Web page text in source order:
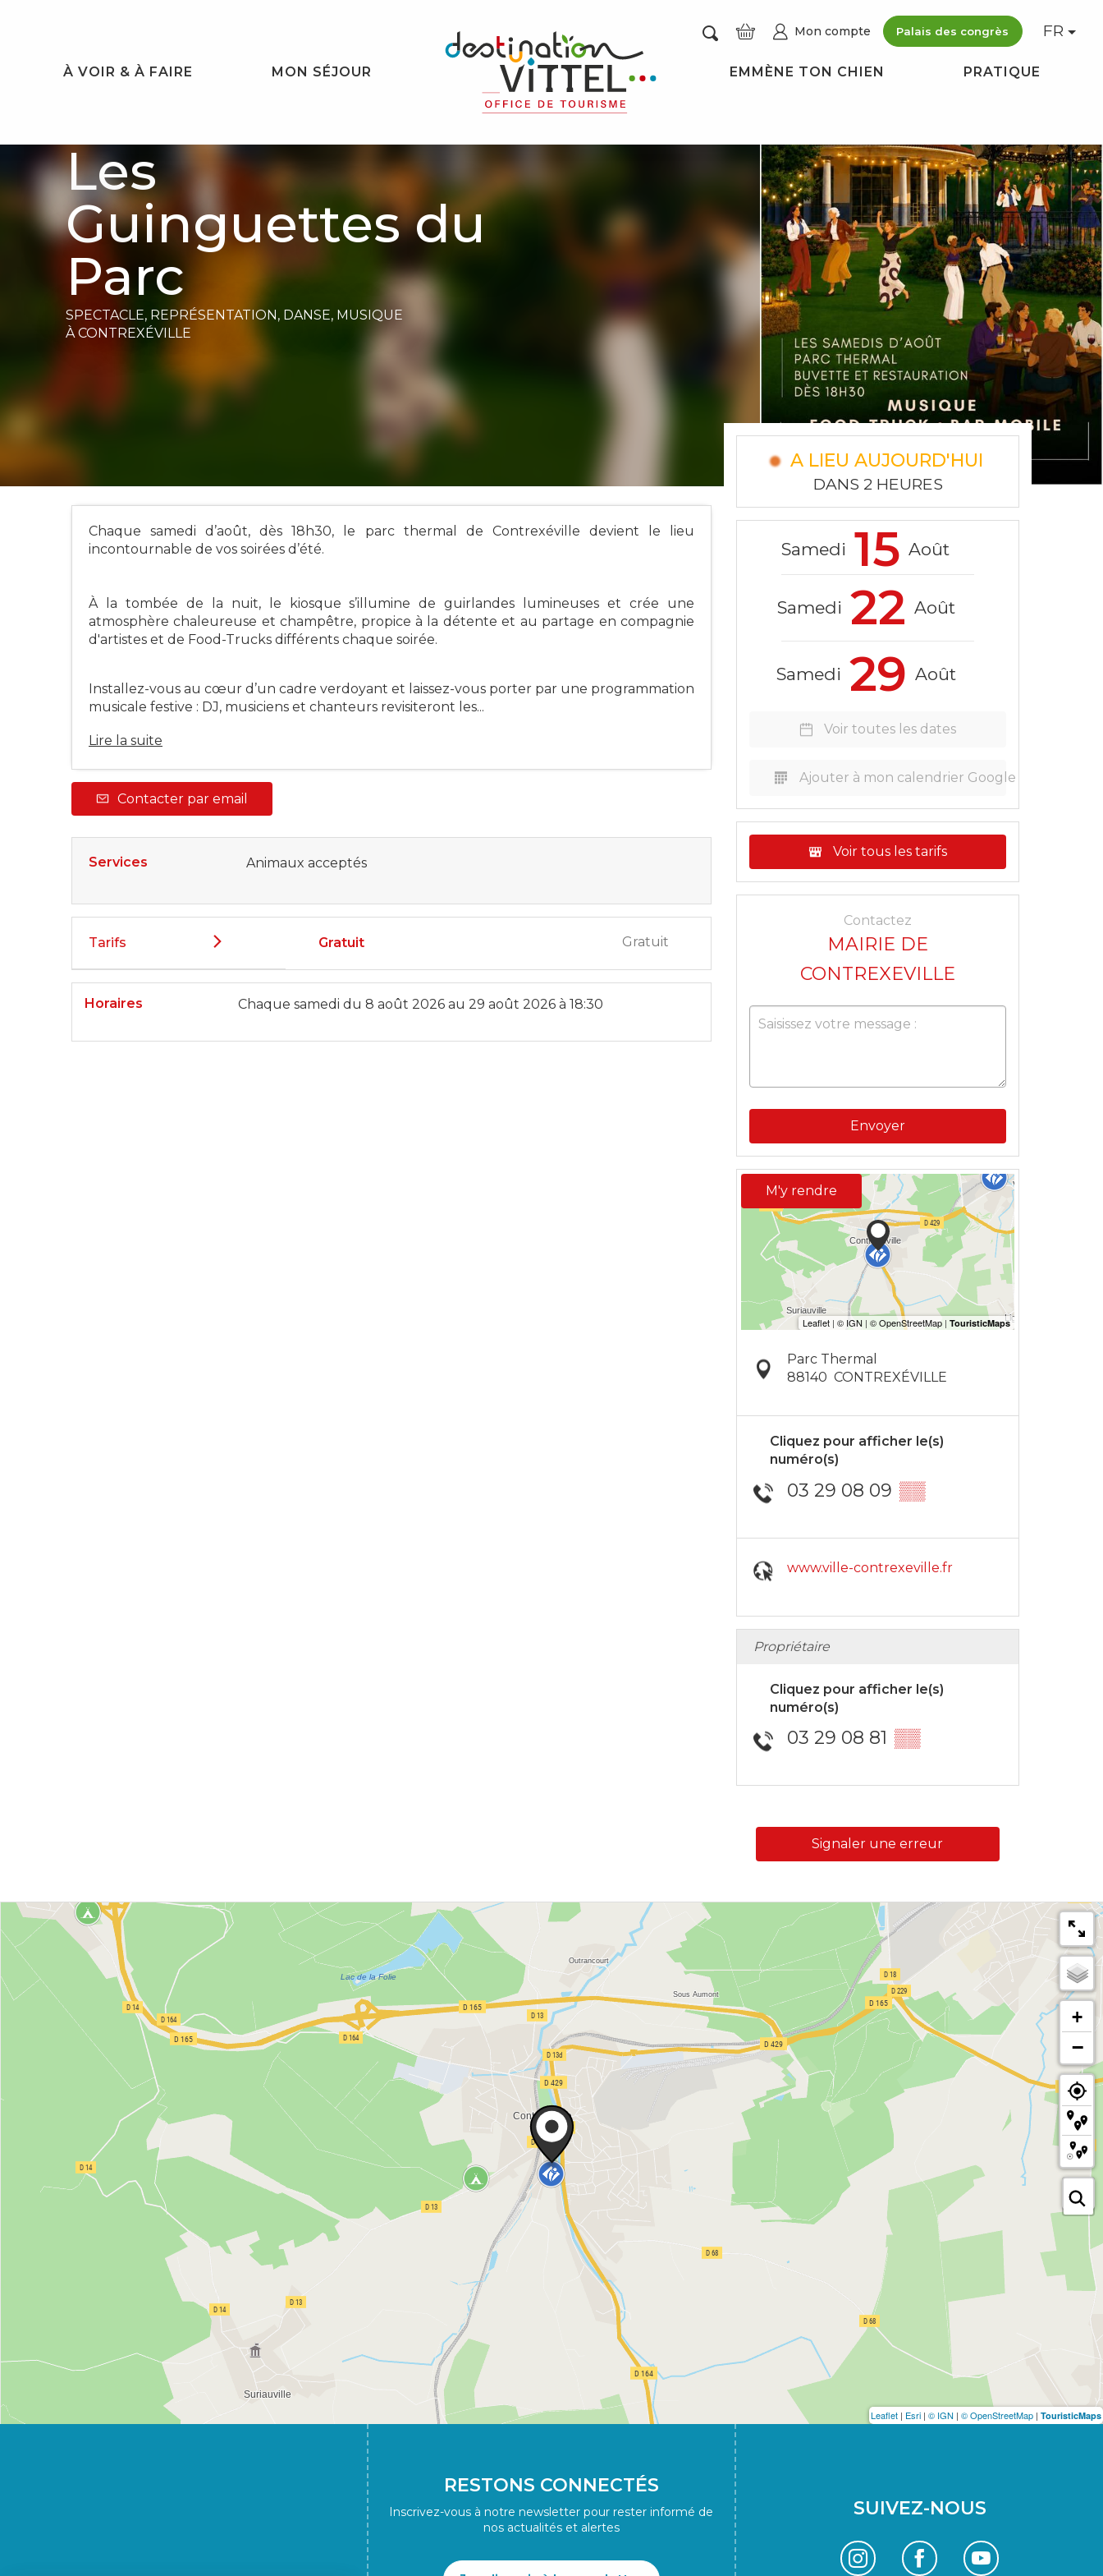
Mon compte Palais des congrès
Recherche
FR
À VOIR & À FAIRE MON SÉJOUR EMMÈNE TON CHIEN PRATIQUE
Les
Guinguettes du
Parc
SPECTACLE, REPRÉSENTATION, DANSE, MUSIQUE
À CONTREXÉVILLE
Chaque samedi d’août, dès 18h30, le parc thermal de Contrexéville devient le lieu
incontournable de vos soirées d’été.
À la tombée de la nuit, le kiosque s’illumine de guirlandes lumineuses et crée une
atmosphère chaleureuse et champêtre, propice à la détente et au partage en compagnie
d'artistes et de Food-Trucks différents chaque soirée.
Installez-vous au cœur d’un cadre verdoyant et laissez-vous porter par une programmation
musicale festive : DJ, musiciens et chanteurs revisiteront les...
Lire la suite
Contacter par email
Services Animaux acceptés
Tarifs Gratuit Gratuit
Horaires Chaque samedi du 8 août 2026 au 29 août 2026 à 18:30
A LIEU AUJOURD'HUI
DANS 2 HEURES
Samedi 15 Août
Samedi 22 Août
Samedi 29 Août
Voir toutes les dates
Ajouter à mon calendrier Google
Voir tous les tarifs
Contactez
MAIRIE DE
CONTREXEVILLE
Envoyer
M'y rendre
Parc Thermal
88140 CONTREXÉVILLE
Cliquez pour afficher le(s)
numéro(s)
03 29 08 09 ▒▒
www.ville-contrexeville.fr
Propriétaire
Cliquez pour afficher le(s)
numéro(s)
03 29 08 81 ▒▒
Signaler une erreur
+
−
Leaflet | Esri | © IGN | © OpenStreetMap | TouristicMaps
RESTONS CONNECTÉS
Inscrivez-vous à notre newsletter pour rester informé de
nos actualités et alertes
SUIVEZ-NOUS